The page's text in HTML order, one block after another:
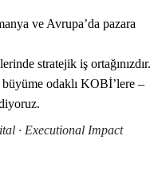
ve Avrupa’da pazara
stratejik iş ortağınızdır.
büyüme odaklı KOBİ’lere –
· Executional Impact